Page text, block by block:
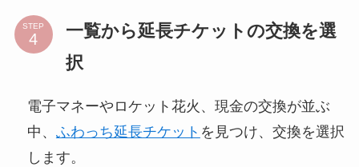
STEP
一覧から延長チケットの交換を選
択
電子マネーやロケット花火、現金の交換が並ぶ
中、 ふわっち延長チケット を見つけ、交換を選択
します。